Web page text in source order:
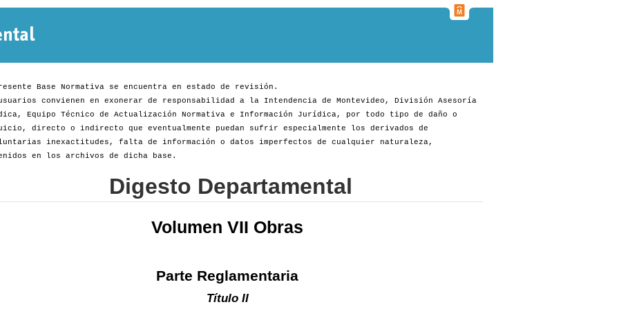
Base Normativa se encuentra en estado de revisión.
convienen en exonerar de responsabilidad a la Intendencia de Montevideo, División Asesoría
Equipo Técnico de Actualización Normativa e Información Jurídica, por todo tipo de daño o
directo o indirecto que eventualmente puedan sufrir especialmente los derivados de
inexactitudes, falta de información o datos imperfectos de cualquier naturaleza,
en los archivos de dicha base.
Digesto Departamental
Volumen VII Obras
Parte Reglamentaria
Título II